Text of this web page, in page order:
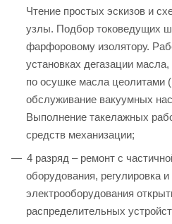
Чтение простых эскизов и
узлы. Подбор токоведущих
фарфоровому изолятору.
установках дегазации
по осушке масла цеолитами
обслуживание вакуумных
Выполнение такелажных
средств механизации;
4 разряд – ремонт с
оборудования, регулировка
электрооборудования
распределительных